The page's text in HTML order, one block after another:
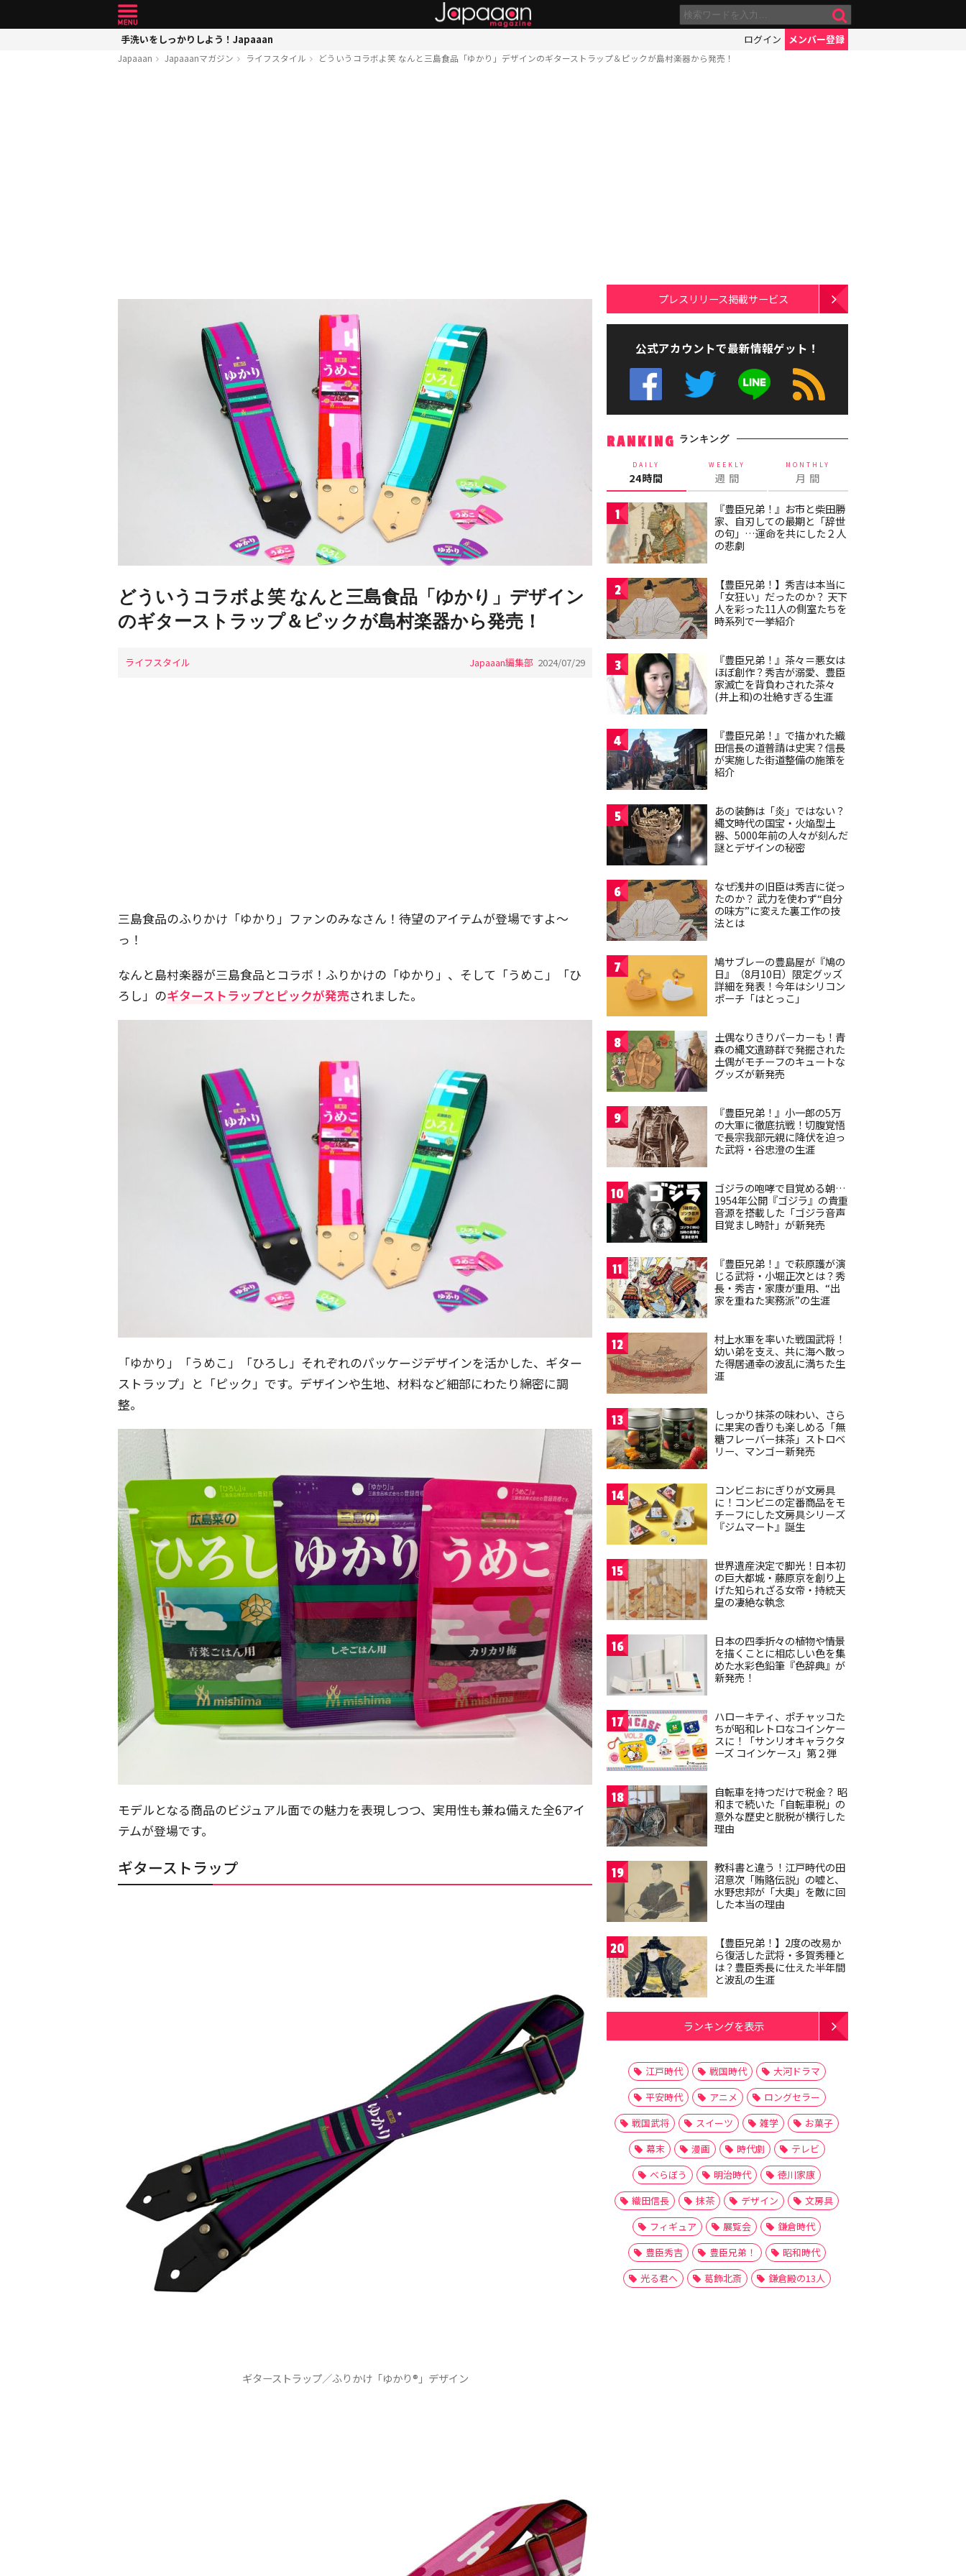
手洗いをしっかりしよう！Japaaan ログイン メンバー登録
Japaaan Japaaanマガジン ライフスタイル どういうコラボよ笑 なんと三島食品「ゆかり」デザインのギターストラップ＆ピックが島村楽器から発売！
どういうコラボよ笑 なんと三島食品「ゆかり」デザイン
のギターストラップ＆ピックが島村楽器から発売！
ライフスタイル Japaaan編集部 2024/07/29
三島食品のふりかけ「ゆかり」ファンのみなさん！待望のアイテムが登場ですよ〜
っ！
なんと島村楽器が三島食品とコラボ！ふりかけの「ゆかり」、そして「うめこ」「ひ
ろし」のギターストラップとピックが発売されました。
「ゆかり」「うめこ」「ひろし」それぞれのパッケージデザインを活かした、ギター
ストラップ」と「ピック」です。デザインや生地、材料など細部にわたり綿密に調
整。
モデルとなる商品のビジュアル面での魅力を表現しつつ、実用性も兼ね備えた全6アイ
テムが登場です。
ギターストラップ
ギターストラップ／ふりかけ「ゆかり®」デザイン
プレスリリース掲載サービス
公式アカウントで最新情報ゲット！
RANKING ランキング
DAILY
24時間
WEEKLY
週 間
MONTHLY
月 間
1
『豊臣兄弟！』お市と柴田勝
家、自刃しての最期と「辞世
の句」…運命を共にした２人
の悲劇
2
【豊臣兄弟！】秀吉は本当に
「女狂い」だったのか？ 天下
人を彩った11人の側室たちを
時系列で一挙紹介
3
『豊臣兄弟！』茶々＝悪女は
ほぼ創作？秀吉が溺愛、豊臣
家滅亡を背負わされた茶々
(井上和)の壮絶すぎる生涯
4
『豊臣兄弟！』で描かれた織
田信長の道普請は史実？信長
が実施した街道整備の施策を
紹介
5
あの装飾は「炎」ではない？
縄文時代の国宝・火焔型土
器、5000年前の人々が刻んだ
謎とデザインの秘密
6
なぜ浅井の旧臣は秀吉に従っ
たのか？ 武力を使わず“自分
の味方”に変えた裏工作の技
法とは
7
鳩サブレーの豊島屋が『鳩の
日』（8月10日）限定グッズ
詳細を発表！今年はシリコン
ポーチ「はとっこ」
8
土偶なりきりパーカーも！青
森の縄文遺跡群で発掘された
土偶がモチーフのキュートな
グッズが新発売
9
『豊臣兄弟！』小一郎の5万
の大軍に徹底抗戦！切腹覚悟
で長宗我部元親に降伏を迫っ
た武将・谷忠澄の生涯
10
ゴジラの咆哮で目覚める朝…
1954年公開『ゴジラ』の貴重
音源を搭載した「ゴジラ音声
目覚まし時計」が新発売
11
『豊臣兄弟！』で萩原護が演
じる武将・小堀正次とは？秀
長・秀吉・家康が重用、“出
家を重ねた実務派”の生涯
12
村上水軍を率いた戦国武将！
幼い弟を支え、共に海へ散っ
た得居通幸の波乱に満ちた生
涯
13
しっかり抹茶の味わい、さら
に果実の香りも楽しめる「無
糖フレーバー抹茶」ストロベ
リー、マンゴー新発売
14
コンビニおにぎりが文房具
に！コンビニの定番商品をモ
チーフにした文房具シリーズ
『ジムマート』誕生
15
世界遺産決定で脚光！日本初
の巨大都城・藤原京を創り上
げた知られざる女帝・持統天
皇の凄絶な執念
16
日本の四季折々の植物や情景
を描くことに相応しい色を集
めた水彩色鉛筆『色辞典』が
新発売！
17
ハローキティ、ポチャッコた
ちが昭和レトロなコインケー
スに！「サンリオキャラクタ
ーズ コインケース」第２弾
18
自転車を持つだけで税金？ 昭
和まで続いた「自転車税」の
意外な歴史と脱税が横行した
理由
19
教科書と違う！江戸時代の田
沼意次「賄賂伝説」の嘘と、
水野忠邦が「大奥」を敵に回
した本当の理由
20
【豊臣兄弟！】2度の改易か
ら復活した武将・多賀秀種と
は？豊臣秀長に仕えた半年間
と波乱の生涯
ランキングを表示
江戸時代 戦国時代
大河ドラマ
平安時代
アニメ
ロングセラー
戦国武将
スイーツ 雑学
お菓子
幕末
漫画 時代劇
テレビ
べらぼう
明治時代
徳川家康
織田信長
抹茶 デザイン
文房具
フィギュア
展覧会
鎌倉時代
豊臣秀吉
豊臣兄弟！
昭和時代
光る君へ
葛飾北斎 鎌倉殿の13人